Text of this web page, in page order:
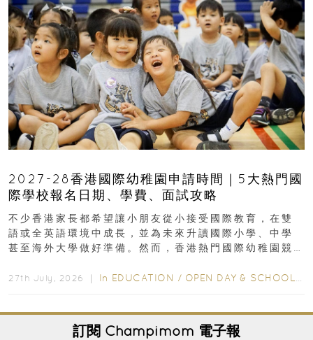
2027-28香港國際幼稚園申請時間｜5大熱門國
際學校報名日期、學費、面試攻略
不少香港家長都希望讓小朋友從小接受國際教育，在雙
語或全英語環境中成長，並為未來升讀國際小學、中學
甚至海外大學做好準備。然而，香港熱門國際幼稚園競
27th July, 2026 ｜ In EDUCATION / OPEN DAY & SCHOOL EVENTS
訂閱 Champimom 電子報